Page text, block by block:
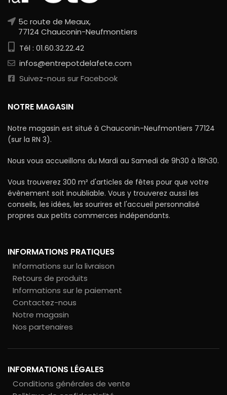
5c route de Meaux,
77124 Chauconin-Neufmontiers
Tél : 01.60.32.22.42
infos@entrepotdelafete.com
Suivez-nous sur Facebook
NOTRE MAGASIN
Notre magasin est situé à Chauconin-Neufmontiers 77124
(sur la RN 3).
Nous vous accueillons du Mardi au Samedi de 9h30 à 18h30.
Vous trouverez 300 m² d'articles de fêtes pour que votre
évènement soit inoubliable. Vous y trouverez aussi les
conseils, les idées, les sourires et l'accueil personnalisé
propres aux petits commerces indépendants.
INFORMATIONS PRATIQUES
Informations sur la livraison
Retours de produits
Informations sur le paiement
Contactez-nous
Notre magasin
Nos partenaires
INFORMATIONS LÉGALES
Conditions générales de vente